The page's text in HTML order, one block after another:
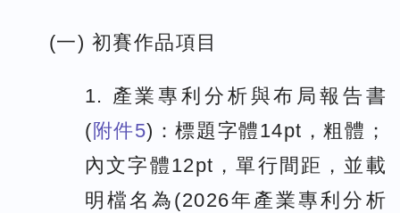
(一) 初賽作品項目
1. 產業專利分析與布局報告書
(附件5)：標題字體14pt，粗體；
內文字體12pt，單行間距，並載
明檔名為(2026年產業專利分析